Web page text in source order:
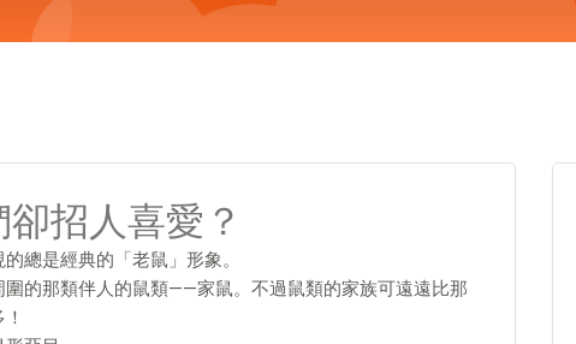
招人喜愛？
總是經典的「老鼠」形象。
的那類伴人的鼠類——家鼠。不過鼠類的家族可遠遠比那